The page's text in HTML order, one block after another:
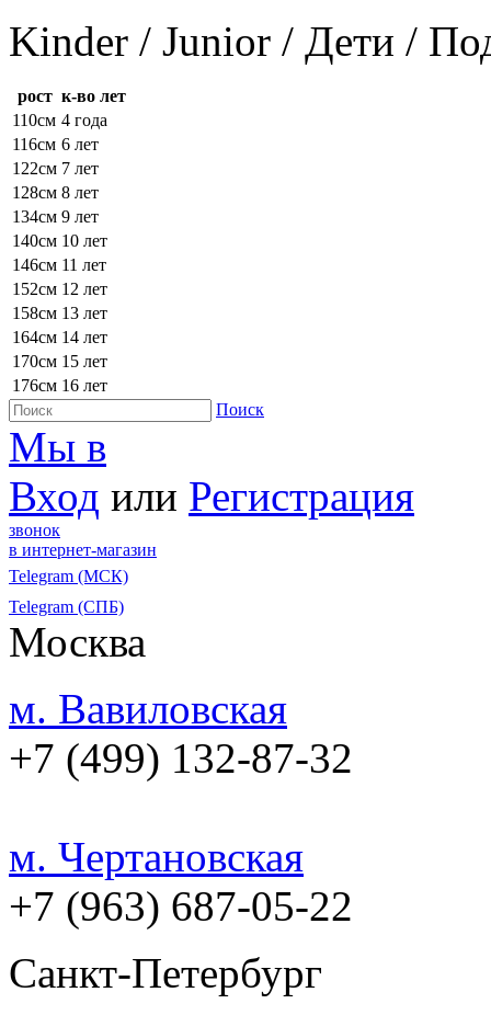
Kinder / Junior / Дети /
рост к-во лет
110см 4 года
116см 6 лет
122см 7 лет
128см 8 лет
134см 9 лет
140см 10 лет
146см 11 лет
152см 12 лет
158см 13 лет
164см 14 лет
170см 15 лет
176см 16 лет
Поиск
Мы в
Вход или Регистрация
звонок
в интернет-магазин
Telegram (МСК)
Telegram (СПБ)
Москва
м. Вавиловская
+7 (499) 132-87-32
м. Чертановская
+7 (963) 687-05-22
Санкт-Петербург